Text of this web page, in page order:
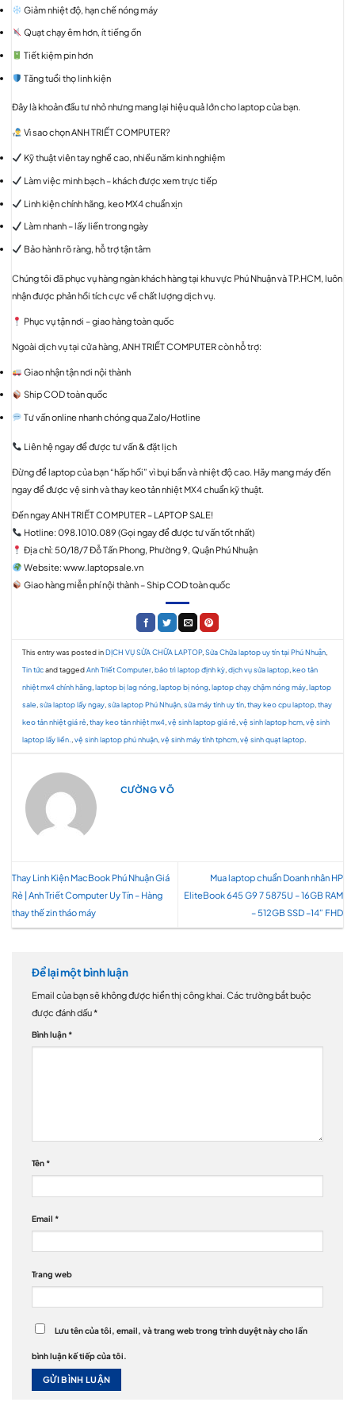
Giảm nhiệt độ, hạn chế nóng máy
Quạt chạy êm hơn, ít tiếng ồn
Tiết kiệm pin hơn
Tăng tuổi thọ linh kiện
Đây là khoản đầu tư nhỏ nhưng mang lại hiệu quả lớn cho laptop của bạn.
Vì sao chọn ANH TRIẾT COMPUTER?
Kỹ thuật viên tay nghề cao, nhiều năm kinh nghiệm
Làm việc minh bạch – khách được xem trực tiếp
Linh kiện chính hãng, keo MX4 chuẩn xịn
Làm nhanh – lấy liền trong ngày
Bảo hành rõ ràng, hỗ trợ tận tâm
Chúng tôi đã phục vụ hàng ngàn khách hàng tại khu vực Phú Nhuận và TP.HCM, luôn
nhận được phản hồi tích cực về chất lượng dịch vụ.
Phục vụ tận nơi – giao hàng toàn quốc
Ngoài dịch vụ tại cửa hàng, ANH TRIẾT COMPUTER còn hỗ trợ:
Giao nhận tận nơi nội thành
Ship COD toàn quốc
Tư vấn online nhanh chóng qua Zalo/Hotline
Liên hệ ngay để được tư vấn & đặt lịch
Đừng để laptop của bạn “hấp hối” vì bụi bẩn và nhiệt độ cao. Hãy mang máy đến
ngay để được vệ sinh và thay keo tản nhiệt MX4 chuẩn kỹ thuật.
Đến ngay ANH TRIẾT COMPUTER – LAPTOP SALE!
Hotline: 098.1010.089 (Gọi ngay để được tư vấn tốt nhất)
Địa chỉ: 50/18/7 Đỗ Tấn Phong, Phường 9, Quận Phú Nhuận
Website: www.laptopsale.vn
Giao hàng miễn phí nội thành – Ship COD toàn quốc
This entry was posted inDỊCH VỤ SỬA CHỮA LAPTOP,Sửa Chữa laptop uy tín tại Phú Nhuận
Tin tứcand taggedAnh Triết Computer ,bảo trì laptop định kỳ ,dịch vụ sửa laptop ,keo tản
nhiệt mx4 chính hãng ,laptop bị lag nóng ,laptop bị nóng ,laptop chạy chậm nóng máy ,laptop
sale ,sửa laptop lấy ngay ,sửa laptop Phú Nhuận ,sửa máy tính uy tín ,thay keo cpu laptop ,thay
keo tản nhiệt giá rẻ ,thay keo tản nhiệt mx4 ,vệ sinh laptop giá rẻ ,vệ sinh laptop hcm ,vệ sinh
laptop lấy liền.
,vệ sinh laptop phú nhuận ,vệ sinh máy tính tphcm ,vệ sinh quạt laptop
CƯỜNG VÕ
Thay Linh Kiện MacBook Phú Nhuận Giá
Rẻ | Anh Triết Computer Uy Tín – Hàng
thay thế zin tháo máy
Mua laptop chuẩn Doanh nhân HP
EliteBook 645 G9 7 5875U – 16GB RAM
– 512GB SSD –14” FHD
Để lại một bình luận
Email của bạn sẽ không được hiển thị công khai. Các trường bắt buộc
được đánh dấu*
Bình luận *
Tên *
Email *
Trang web
Lưu tên của tôi, email, và trang web trong trình duyệt này cho lần
bình luận kế tiếp của tôi.